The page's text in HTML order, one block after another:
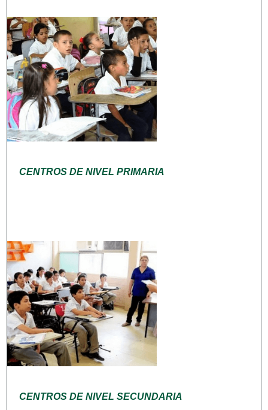
CENTROS DE NIVEL PRIMARIA
CENTROS DE NIVEL SECUNDARIA